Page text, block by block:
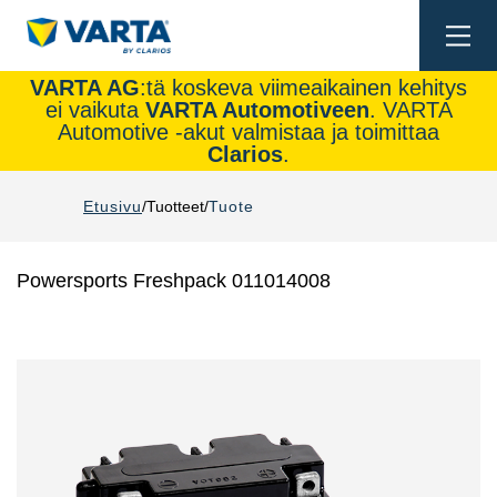
VARTA AG:tä koskeva viimeaikainen kehitys
ei vaikuta VARTA Automotiveen. VARTA
Automotive -akut valmistaa ja toimittaa
Clarios.
Etusivu Tuotteet Tuote
Powersports Freshpack 011014008